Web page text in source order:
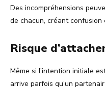
Des incompréhensions
de chacun, créant
Risque
Même si l’intention initiale
arrive parfois qu’un